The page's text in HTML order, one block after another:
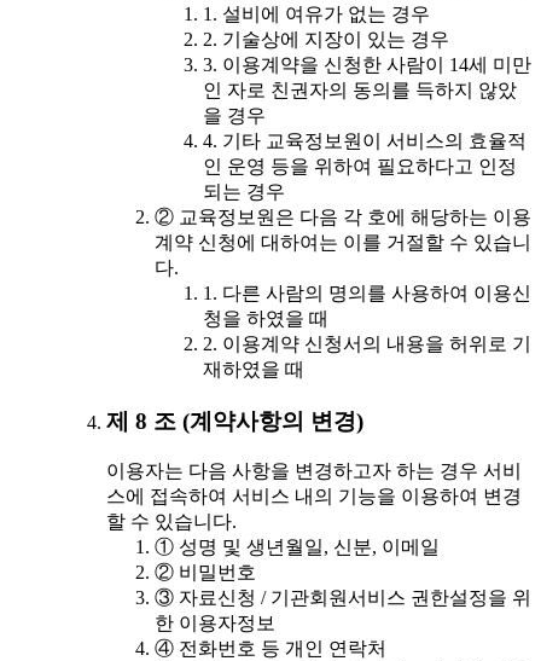
1. 설비에 여유가 없는 경우
2. 기술상에 지장이 있는 경우
3. 이용계약을 신청한 사람이 14세 미만
인 자로 친권자의 동의를 득하지 않았
을 경우
4. 기타 교육정보원이 서비스의 효율적
인 운영 등을 위하여 필요하다고 인정
되는 경우
② 교육정보원은 다음 각 호에 해당하는 이용
계약 신청에 대하여는 이를 거절할 수 있습니
다.
1. 다른 사람의 명의를 사용하여 이용신
청을 하였을 때
2. 이용계약 신청서의 내용을 허위로 기
재하였을 때
제 8 조 (계약사항의 변경)
이용자는 다음 사항을 변경하고자 하는 경우 서비
스에 접속하여 서비스 내의 기능을 이용하여 변경
할 수 있습니다.
① 성명 및 생년월일, 신분, 이메일
② 비밀번호
③ 자료신청 / 기관회원서비스 권한설정을 위
한 이용자정보
④ 전화번호 등 개인 연락처